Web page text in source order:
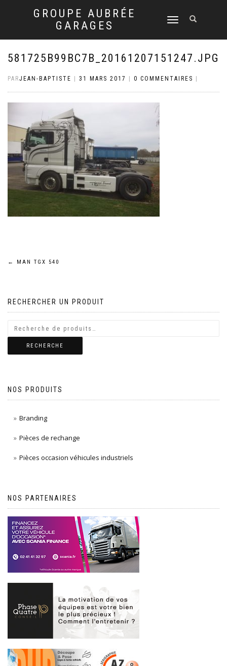
GROUPE AUBRÉE
GARAGES
DÉPLIER
NAVIGATION
581725B99BC7B_20161207151247.JPG
PARJEAN-BAPTISTE 31 MARS 2017 0 COMMENTAIRES
Navigation
l’article
← MAN TGX 540
RECHERCHER UN PRODUIT
RECHERCHE
NOS PRODUITS
Branding
Pièces de rechange
Pièces occasion véhicules industriels
NOS PARTENAIRES